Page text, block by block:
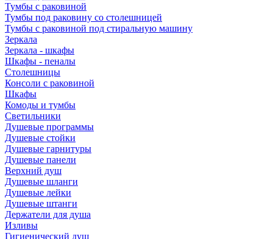
Тумбы с раковиной
Тумбы под раковину со столешницей
Тумбы с раковиной под стиральную машину
Зеркала
Зеркала - шкафы
Шкафы - пеналы
Столешницы
Консоли с раковиной
Шкафы
Комоды и тумбы
Светильники
Душевые программы
Душевые стойки
Душевые гарнитуры
Душевые панели
Верхний душ
Душевые шланги
Душевые лейки
Душевые штанги
Держатели для душа
Изливы
Гигиенический душ